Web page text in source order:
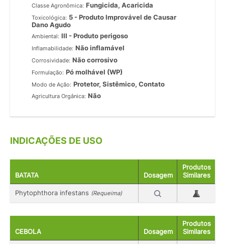
Classe Agronômica: Fungicida, Acaricida
Toxicológica: 5 - Produto Improvável de Causar
Dano Agudo
Ambiental: III - Produto perigoso
Inflamabilidade: Não inflamável
Corrosividade: Não corrosivo
Formulação: Pó molhável (WP)
Modo de Ação: Protetor, Sistêmico, Contato
Agricultura Orgânica: Não
INDICAÇÕES DE USO
BATATA Dosagem
Produtos
Similares
Phytophthora infestans (Requeima)
CEBOLA Dosagem
Produtos
Similares